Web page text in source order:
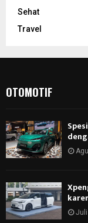
Sehat
Travel
OTOMOTIF
Juli